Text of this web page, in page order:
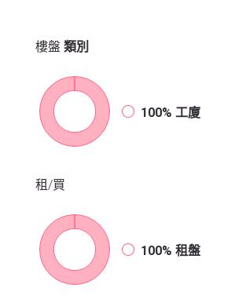
樓盤 類別
100% 工廈
租/買
100% 租盤